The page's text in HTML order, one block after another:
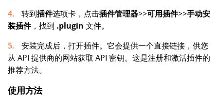
转到插件选项卡，点击插件管理器>>可用插件>>手动安
装插件，找到 .plugin 文件。
安装完成后，打开插件。它会提供一个直接链接，供您
从 API 提供商的网站获取 API 密钥。这是注册和激活插件的
推荐方法。
使用方法